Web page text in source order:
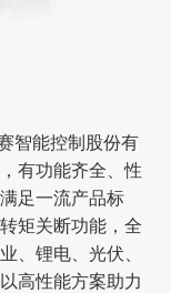
智能控制股份有
有功能齐全、性
足一流产品标
矩关断功能，全
、锂电、光伏、
高性能方案助力